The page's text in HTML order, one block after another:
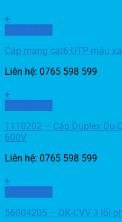
+
Cáp mạng cat6 UTP màu
Liên hệ: 0765 598 599
+
1110202 – Cáp Duplex
600V
Liên hệ: 0765 598 599
+
56004205 – DK-CVV 3 lõi